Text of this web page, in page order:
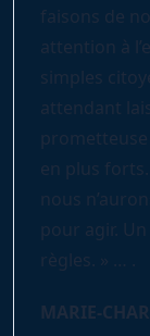
faisons de
attention à
simples
attendant
en plus
nous
pour agir.
règles. » … .
MARIE-